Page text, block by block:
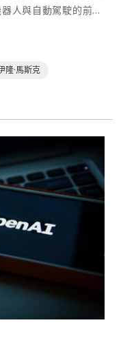
人與自動駕駛的前瞻
隆·馬斯克